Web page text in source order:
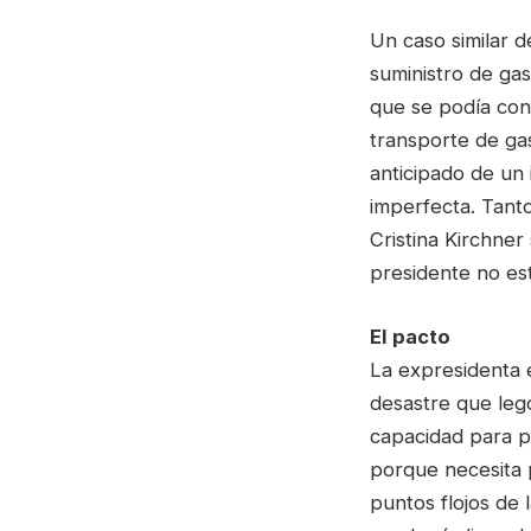
Un caso similar
suministro de
que se podía
transporte de
anticipado de un
imperfecta.
Cristina
presidente no
El pacto
La expresidenta
desastre que
capacidad para
porque necesita
puntos flojos de